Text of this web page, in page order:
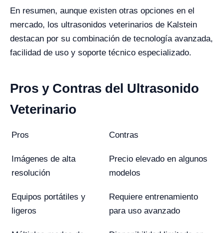
En resumen, aunque existen otras opciones en el
mercado, los ultrasonidos veterinarios de Kalstein
destacan por su combinación de tecnología avanzada,
facilidad de uso y soporte técnico especializado.
Pros y Contras del Ultrasonido
Veterinario
Pros Contras
Imágenes de alta
resolución
Precio elevado en algunos
modelos
Equipos portátiles y
ligeros
Requiere entrenamiento
para uso avanzado